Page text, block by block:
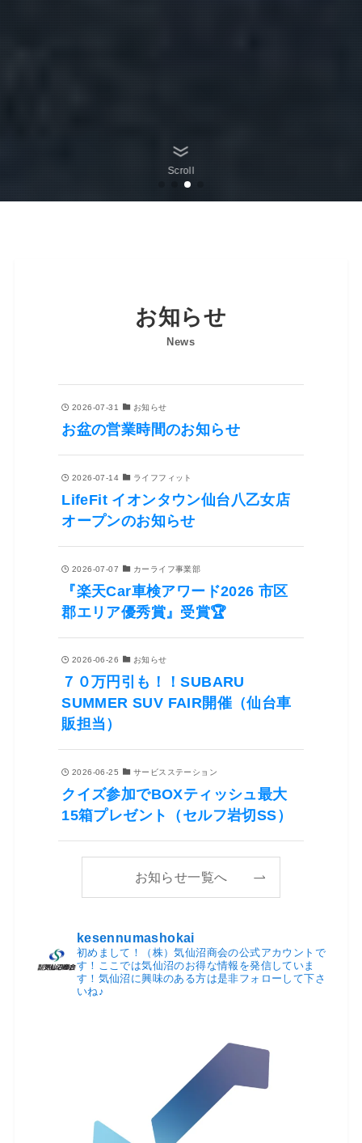
Scroll
お知らせ
News
2026-07-31 お知らせ
お盆の営業時間のお知らせ
2026-07-14 ライフフィット
LifeFit イオンタウン仙台八乙女店
オープンのお知らせ
2026-07-07 カーライフ事業部
『楽天Car車検アワード2026 市区
郡エリア優秀賞』受賞🏆
2026-06-26 お知らせ
７０万円引も！！SUBARU
SUMMER SUV FAIR開催（仙台車
販担当）
2026-06-25 サービスステーション
クイズ参加でBOXティッシュ最大
15箱プレゼント（セルフ岩切SS）
お知らせ一覧へ
kesennumashokai
初めまして！（株）気仙沼商会の公式アカウントで
す！ここでは気仙沼のお得な情報を発信していま
す！気仙沼に興味のある方は是非フォローして下さ
いね♪